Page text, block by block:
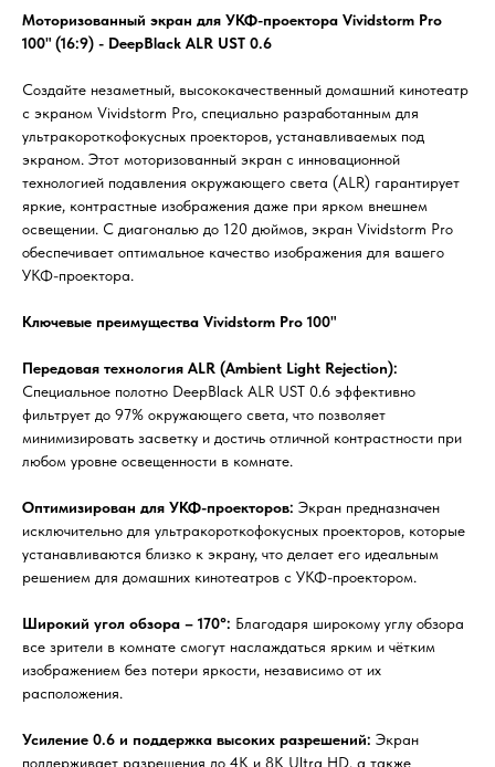
Моторизованный экран для УКФ-проектора Vividstorm Pro
100" (16:9) - DeepBlack ALR UST 0.6
Создайте незаметный, высококачественный домашний кинотеатр
с экраном Vividstorm Pro, специально разработанным для
ультракороткофокусных проекторов, устанавливаемых под
экраном. Этот моторизованный экран с инновационной
технологией подавления окружающего света (ALR) гарантирует
яркие, контрастные изображения даже при ярком внешнем
освещении. С диагональю до 120 дюймов, экран Vividstorm Pro
обеспечивает оптимальное качество изображения для вашего
УКФ-проектора.
Ключевые преимущества Vividstorm Pro 100"
Передовая технология ALR (Ambient Light Rejection):
Специальное полотно DeepBlack ALR UST 0.6 эффективно
фильтрует до 97% окружающего света, что позволяет
минимизировать засветку и достичь отличной контрастности при
любом уровне освещенности в комнате.
Оптимизирован для УКФ-проекторов: Экран предназначен
исключительно для ультракороткофокусных проекторов, которые
устанавливаются близко к экрану, что делает его идеальным
решением для домашних кинотеатров с УКФ-проектором.
Широкий угол обзора – 170°: Благодаря широкому углу обзора
все зрители в комнате смогут наслаждаться ярким и чётким
изображением без потери яркости, независимо от их
расположения.
Усиление 0.6 и поддержка высоких разрешений: Экран
поддерживает разрешения до 4K и 8K Ultra HD, а также